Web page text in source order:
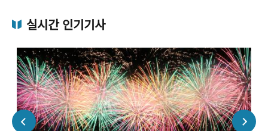
실시간 인기기사